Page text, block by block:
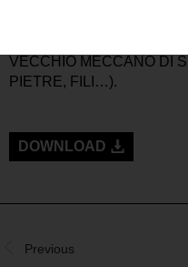
VECCHIO MECCANO DI
PIETRE, FILI…).
DOWNLOAD
Previous